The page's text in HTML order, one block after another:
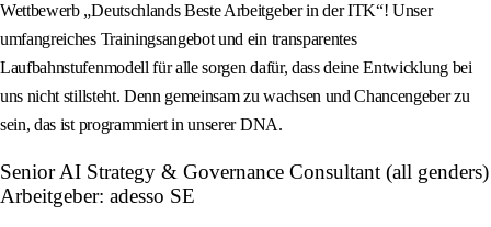
Wettbewerb „Deutschlands Beste Arbeitgeber in der ITK“! Unser
umfangreiches Trainingsangebot und ein transparentes
Laufbahnstufenmodell für alle sorgen dafür, dass deine Entwicklung bei
uns nicht stillsteht. Denn gemeinsam zu wachsen und Chancengeber zu
sein, das ist programmiert in unserer DNA.
Senior AI Strategy & Governance Consultant (all genders)
Arbeitgeber: adesso SE